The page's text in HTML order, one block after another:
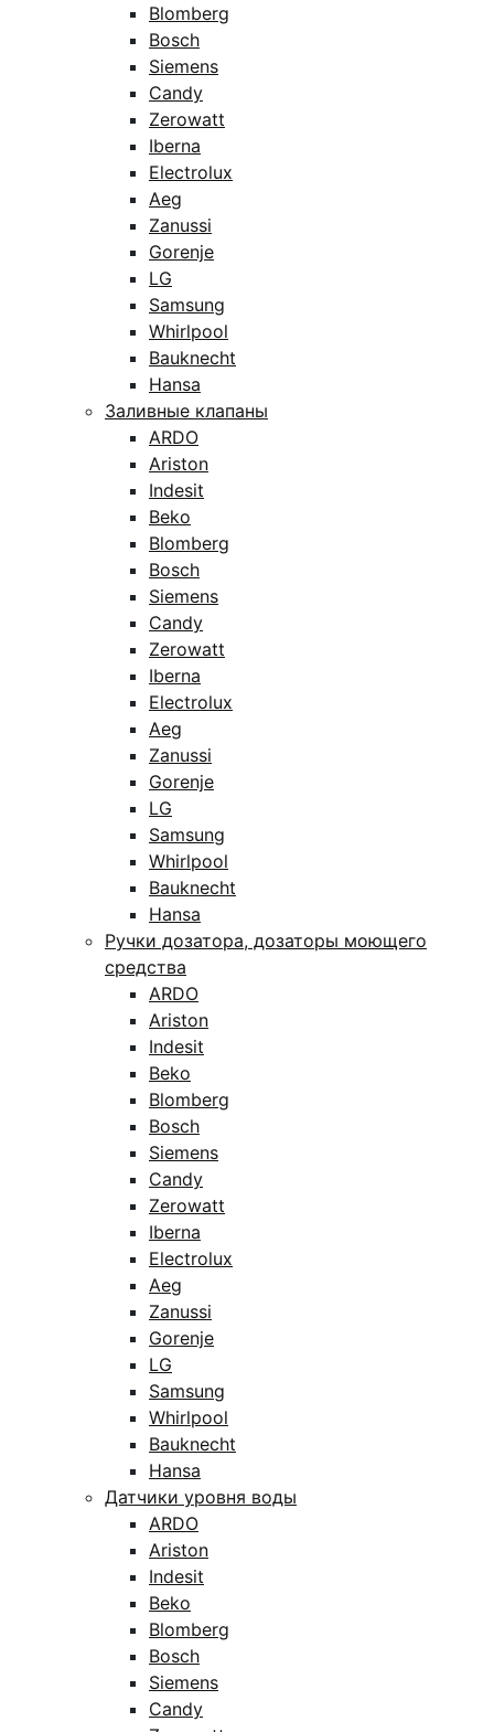
Blomberg
Bosch
Siemens
Candy
Zerowatt
Iberna
Electrolux
Aeg
Zanussi
Gorenje
LG
Samsung
Whirlpool
Bauknecht
Hansa
Заливные клапаны
ARDO
Ariston
Indesit
Beko
Blomberg
Bosch
Siemens
Candy
Zerowatt
Iberna
Electrolux
Aeg
Zanussi
Gorenje
LG
Samsung
Whirlpool
Bauknecht
Hansa
Ручки дозатора, дозаторы моющего
средства
ARDO
Ariston
Indesit
Beko
Blomberg
Bosch
Siemens
Candy
Zerowatt
Iberna
Electrolux
Aeg
Zanussi
Gorenje
LG
Samsung
Whirlpool
Bauknecht
Hansa
Датчики уровня воды
ARDO
Ariston
Indesit
Beko
Blomberg
Bosch
Siemens
Candy